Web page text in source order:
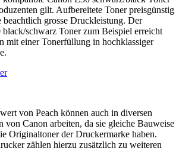
gilt. Aufbereitete Toner preisgünstig
beachtlich grosse Druckleistung. Der
schwarz Toner zum Beispiel erreicht
mit einer Tonerfüllung in hochklassiger
von Peach können auch in diversen
von Canon arbeiten, da sie gleiche Bauweise
Originaltoner der Druckermarke haben.
zählen hierzu zusätzlich zu weiteren